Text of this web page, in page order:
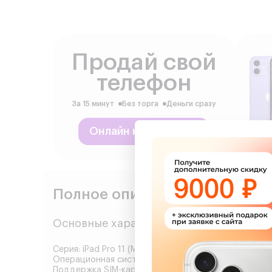
Продай свой
телефон
За 15 минут Без торга Деньги сразу
Онлайн калькулятор
Полное описание Apple iPad
Основные характеристики
Серия: iPad Pro 11 (М5,2025)
Операционная система: iPadOS 17 (с поддержкой
Поддержка SIM-карт: eSIM (в версиях Wi-Fi + Cellular)